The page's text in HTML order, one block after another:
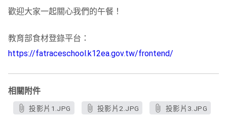
歡迎大家一起關心我們的午餐！
教育部食材登錄平台：
https://fatraceschool.k12ea.gov.tw/frontend/
相關附件
投影片1.JPG 投影片2.JPG 投影片3.JPG